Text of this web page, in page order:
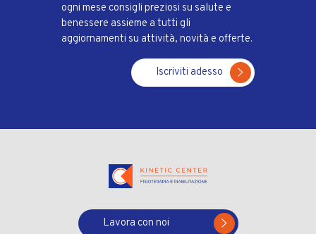
ogni mese consigli preziosi su salute e
benessere assieme a tutti gli
aggiornamenti su attività, novità e offerte.
Iscriviti adesso
Lavora con noi